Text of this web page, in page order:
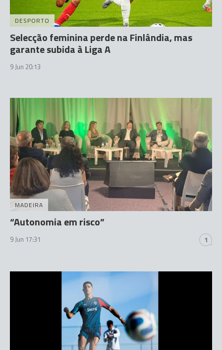
DESPORTO
Selecção feminina perde na Finlândia, mas
garante subida à Liga A
9 Jun 20:13
MADEIRA
“Autonomia em risco”
9 Jun 17:31 1